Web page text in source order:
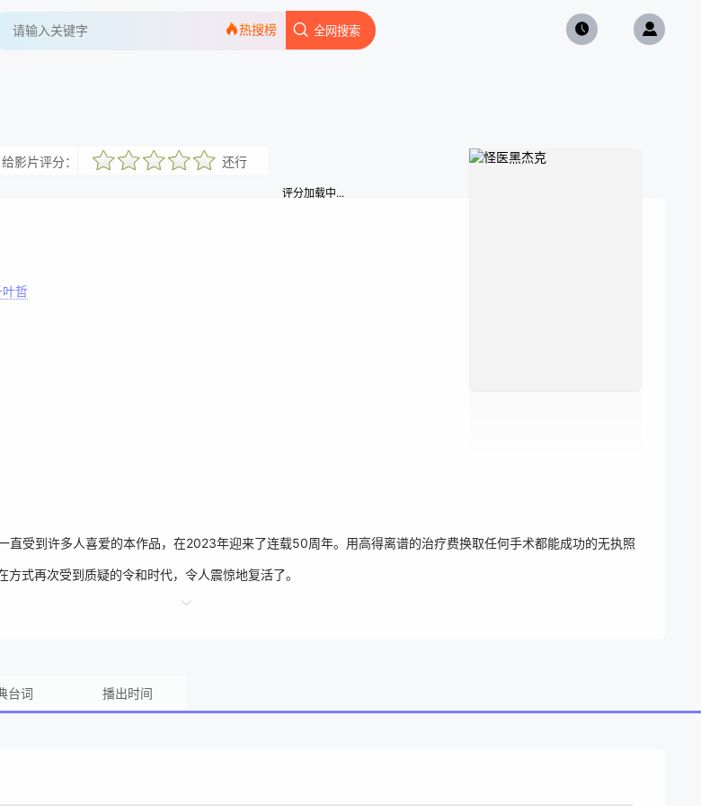
全网搜索
热搜榜
评分加载中...
给影片评分：
很差较差还行 推荐力荐 还行
叶哲
直受到许多人喜爱的本作品，在2023年迎来了连载50周年。用高得离谱的治疗费换取任何手术都能成功的无执照
式再次受到质疑的令和时代，令人震惊地复活了。
台词 播出时间